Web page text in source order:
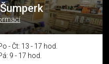
- Čt: 13 - 17 hod.
9 - 17 hod.